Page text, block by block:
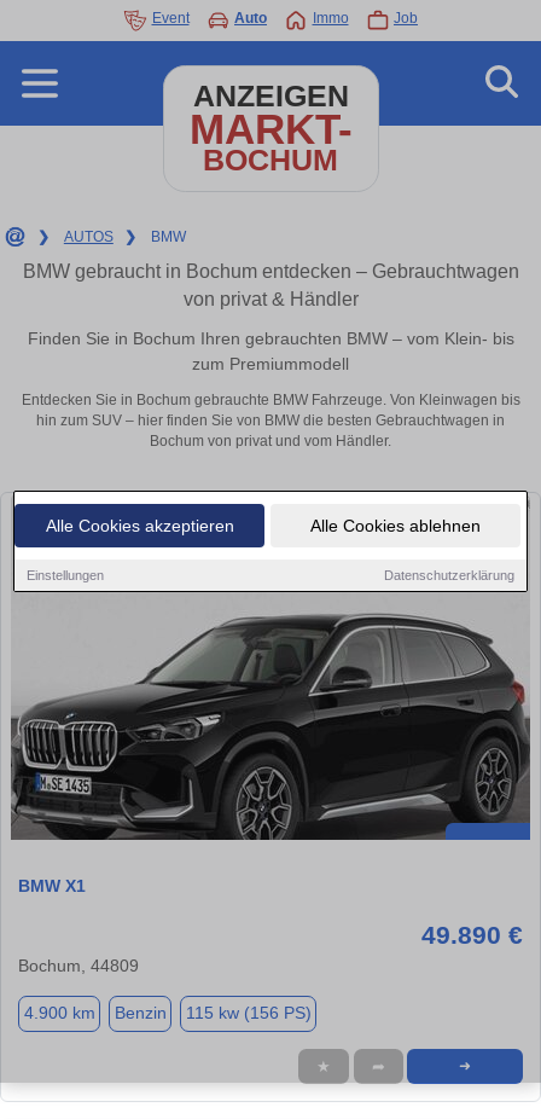
Alle Cookies akzeptieren Alle Cookies ablehnen
Einstellungen Datenschutzerklärung
Event Auto Immo Job
ANZEIGEN
MARKT-
BOCHUM
❯ AUTOS ❯ BMW
BMW gebraucht in Bochum entdecken – Gebrauchtwagen
von privat & Händler
Finden Sie in Bochum Ihren gebrauchten BMW – vom Klein- bis
zum Premiummodell
Entdecken Sie in Bochum gebrauchte BMW Fahrzeuge. Von Kleinwagen bis
hin zum SUV – hier finden Sie von BMW die besten Gebrauchtwagen in
Bochum von privat und vom Händler.
BMW X1
49.890 €
Bochum, 44809
4.900 km Benzin 115 kw (156 PS)
★ ➦ ➜